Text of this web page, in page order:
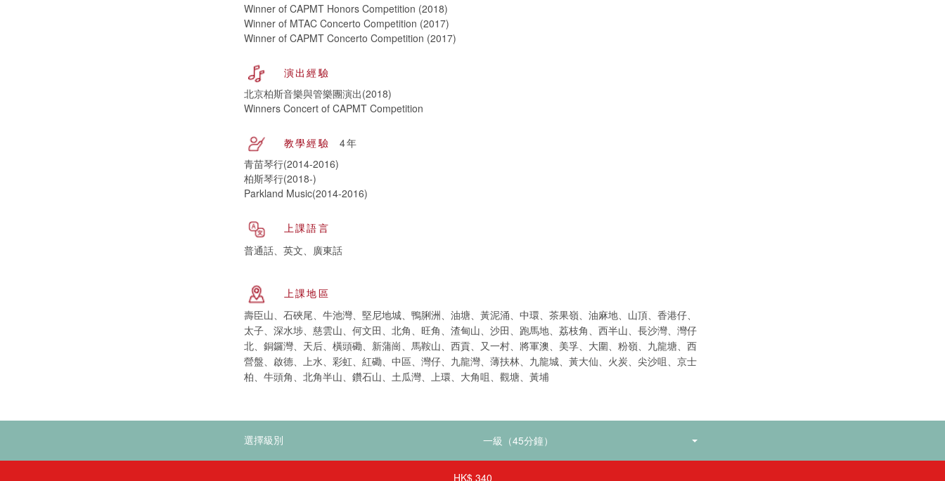
Winner of CAPMT Honors Competition (2018)
Winner of MTAC Concerto Competition (2017)
Winner of CAPMT Concerto Competition (2017)
演出經驗
北京柏斯音樂與管樂團演出(2018)
Winners Concert of CAPMT Competition
教學經驗
4年
青苗琴行(2014-2016)
柏斯琴行(2018-)
Parkland Music(2014-2016)
上課語言
普通話、英文、廣東話
上課地區
壽臣山、石硤尾、牛池灣、堅尼地城、鴨脷洲、油塘、黃泥涌、中環、茶果嶺、油麻地、山頂、香港仔、
太子、深水埗、慈雲山、何文田、北角、旺角、渣甸山、沙田、跑馬地、荔枝角、西半山、長沙灣、灣仔
北、銅鑼灣、天后、橫頭磡、新蒲崗、馬鞍山、西貢、又一村、將軍澳、美孚、大圍、粉嶺、九龍塘、西
營盤、啟德、上水、彩虹、紅磡、中區、灣仔、九龍灣、薄扶林、九龍城、黃大仙、火炭、尖沙咀、京士
柏、牛頭角、北角半山、鑽石山、土瓜灣、上環、大角咀、觀塘、黃埔
選擇級別
HK$ 340